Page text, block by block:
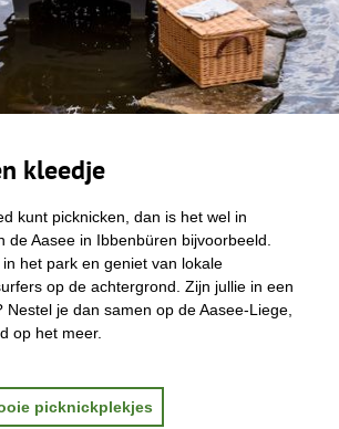
kleedje
kunt picknicken, dan is het wel in
de Aasee in Ibbenbüren bijvoorbeeld.
het park en geniet van lokale
op de achtergrond. Zijn jullie in een
Nestel je dan samen op de Aasee-Liege,
op het meer.
picknickplekjes